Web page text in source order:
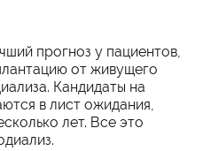
прогноз у пациентов,
от живущего
Кандидаты на
в лист ожидания,
лет. Все это